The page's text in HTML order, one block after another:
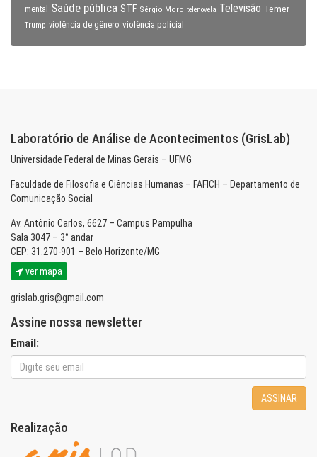
mental
Saúde pública STF Sérgio Moro telenovela Televisão Temer
Trump violência de gênero violência policial
Laboratório de Análise de Acontecimentos (GrisLab)
Universidade Federal de Minas Gerais – UFMG
Faculdade de Filosofia e Ciências Humanas – FAFICH – Departamento de
Comunicação Social
Av. Antônio Carlos, 6627 – Campus Pampulha
Sala 3047 – 3° andar
CEP: 31.270-901 – Belo Horizonte/MG
ver mapa
grislab.gris@gmail.com
Assine nossa newsletter
Email:
ASSINAR
Realização